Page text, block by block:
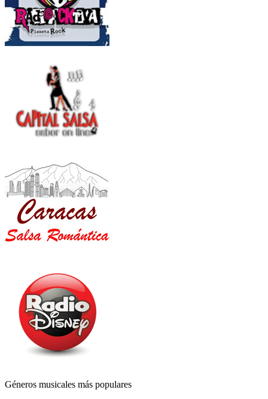
Géneros musicales más populares